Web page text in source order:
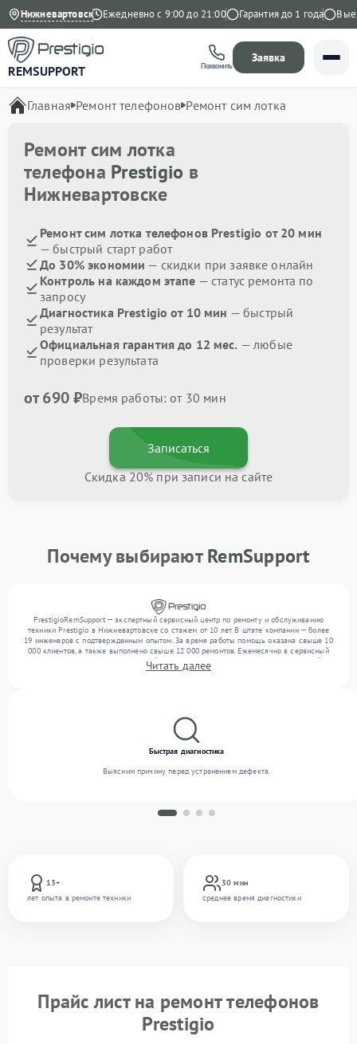
Нижневартовск
4.9 на Яндекс Ежедневно с 9:00 до 21:00 Гарантия до 1 года Выезд
REMSUPPORT Позвонить
Заявка
Главная Ремонт телефонов Ремонт сим лотка
Ремонт сим лотка
телефона Prestigio в
Нижневартовске
Ремонт сим лотка телефонов Prestigio от 20 мин
— быстрый старт работ
До 30% экономии — скидки при заявке онлайн
Контроль на каждом этапе — статус ремонта по
запросу
Диагностика Prestigio от 10 мин — быстрый
результат
Официальная гарантия до 12 мес. — любые
проверки результата
от 690 ₽Время работы: от 30 мин
Записаться
Скидка 20% при записи на сайте
Почему выбираютRemSupport
PrestigioRemSupport — экспертный сервисный центр по ремонту и обслуживанию
техники Prestigio в Нижневартовске со стажем от 10 лет. В штате компании — более
19 инженеров с подтвержденным опытом. За время работы помощь оказана свыше 10
000 клиентов, а также выполнено свыше 12 000 ремонтов. Ежемесячно в сервисный
центр поступает более 300 устройств, включая , , . Мы беремся за задачи любой
сложности и поддерживаем высокий стандарт качества благодаря отлаженным
Читать далее
13+
лет опыта в ремонте техники
30 мин
среднее время диагностики
Быстрая диагностика
Выясним причину перед устранением дефекта.
Прайс лист на ремонт телефонов
Prestigio